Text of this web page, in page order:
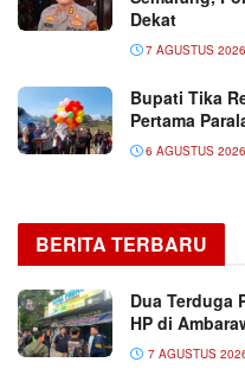
Dekat
7 AGUSTUS 2026
Bupati Tika
Pertama
6 AGUSTUS 2026
BERITA TERBARU
Dua Terduga
HP di
7 AGUSTUS